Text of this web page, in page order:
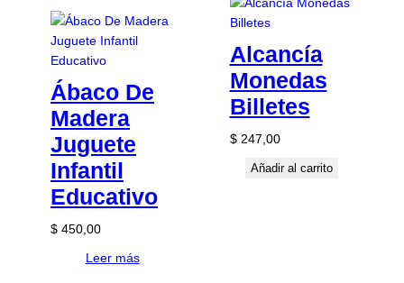
Ábaco De
Madera
Juguete
Infantil
Educativo
$ 450,00
Leer más
Alcancía
Monedas
Billetes
$247,00
Añadir al carrito